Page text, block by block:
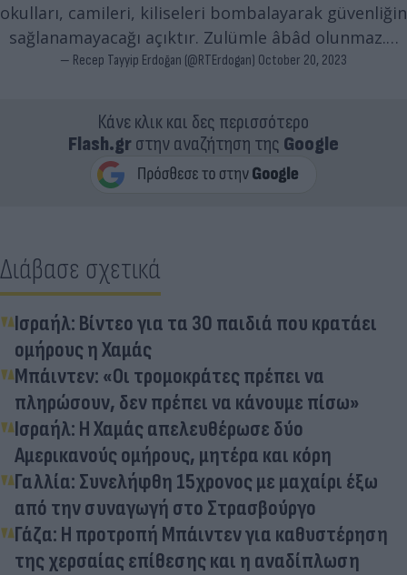
okulları, camileri, kiliseleri bombalayarak güvenliğin
sağlanamayacağı açıktır. Zulümle âbâd olunmaz.…
— Recep Tayyip Erdoğan (@RTErdogan) October 20, 2023
Κάνε κλικ και δες περισσότερο
Flash.grστην αναζήτηση της Google
Διάβασε σχετικά
Ισραήλ: Βίντεο για τα 30 παιδιά που κρατάει
ομήρους η Χαμάς
Μπάιντεν: «Οι τρομοκράτες πρέπει να
πληρώσουν, δεν πρέπει να κάνουμε πίσω»
Ισραήλ: Η Χαμάς απελευθέρωσε δύο
Αμερικανούς ομήρους, μητέρα και κόρη
Γαλλία: Συνελήφθη 15χρονος με μαχαίρι έξω
από την συναγωγή στο Στρασβούργο
Γάζα: Η προτροπή Μπάιντεν για καθυστέρηση
της χερσαίας επίθεσης και η αναδίπλωση